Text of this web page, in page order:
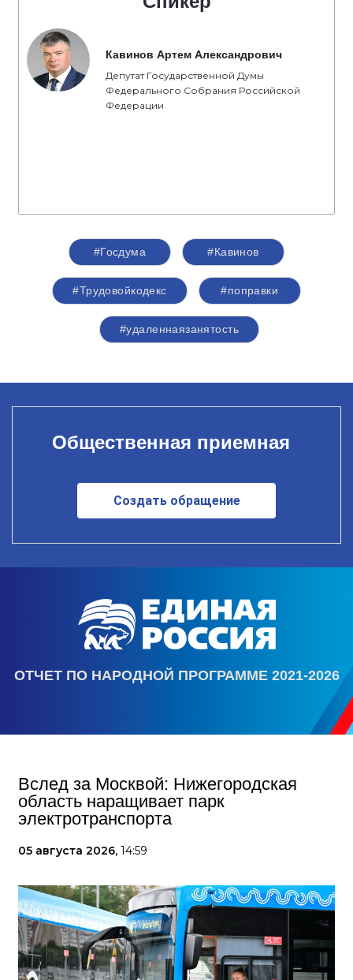
Кавинов Артем Александрович
Депутат Государственной Думы
Федерального Собрания Российской
Федерации
#Госдума #Кавинов
#Трудовойкодекс #поправки
#удаленнаязанятость
Общественная приемная
Создать обращение
ОТЧЕТ ПО НАРОДНОЙ ПРОГРАММЕ 2021-2026
Вслед за Москвой: Нижегородская
область наращивает парк
электротранспорта
05 августа 2026, 14:59